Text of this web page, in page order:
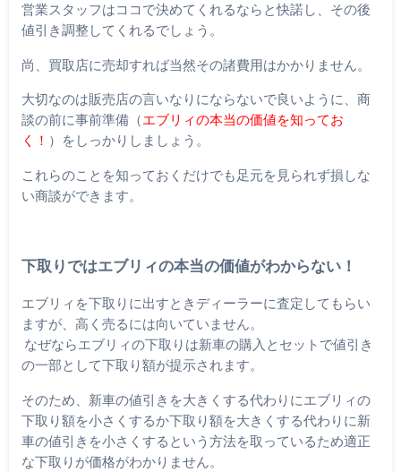
営業スタッフはココで決めてくれるならと快諾し、その後
値引き調整してくれるでしょう。
尚、買取店に売却すれば当然その諸費用はかかりません。
大切なのは販売店の言いなりにならないで良いように、商
談の前に事前準備（エブリィの本当の価値を知ってお
く！ ）をしっかりしましょう。
これらのことを知っておくだけでも足元を見られず損しな
い商談ができます。
下取りではエブリィの本当の価値がわからない！
エブリィを下取りに出すときディーラーに査定してもらい
ますが、高く売るには向いていません。
なぜならエブリィの下取りは新車の購入とセットで値引き
の一部として下取り額が提示されます。
そのため、新車の値引きを大きくする代わりにエブリィの
下取り額を小さくするか下取り額を大きくする代わりに新
車の値引きを小さくするという方法を取っているため適正
な下取りが価格がわかりません。